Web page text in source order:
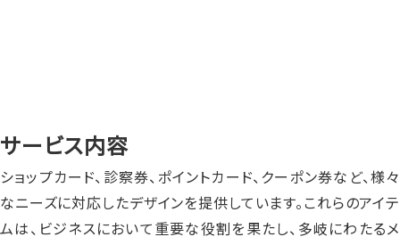
サービス内容
ショップカード、診察券、ポイントカード、クーポン券など、様々
なニーズに対応したデザインを提供しています。これらのアイテ
ムは、ビジネスにおいて重要な役割を果たし、多岐にわたるメ